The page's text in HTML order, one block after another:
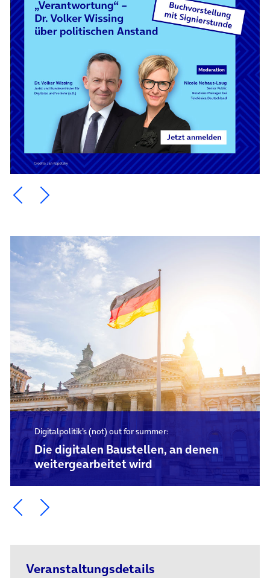
Ein Element zurück blättern
Ein Element weiter blättern
Digitalpolitik’s (not) out for summer:
Die digitalen Baustellen, an denen
weitergearbeitet wird
Ein Element zurück blättern
Ein Element weiter blättern
Veranstaltungsdetails